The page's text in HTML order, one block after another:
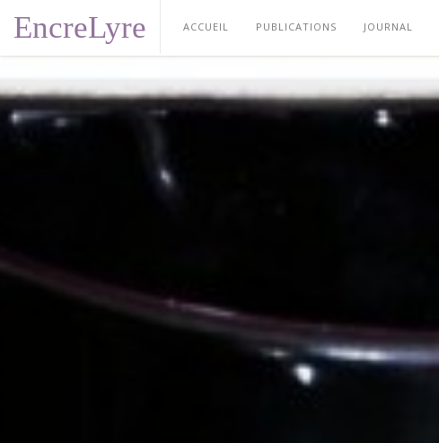
EncreLyre ACCUEIL PUBLICATIONS JOURNAL